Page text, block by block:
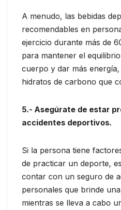
A menudo, las bebidas
recomendables en
ejercicio durante más de
para mantener el
cuerpo y dar más
hidratos de carbono que
5.- Asegúrate de estar
accidentes deportivos.
Si la persona tiene
de practicar un deporte,
contar con un seguro de
personales que brinde
mientras se lleva a cabo